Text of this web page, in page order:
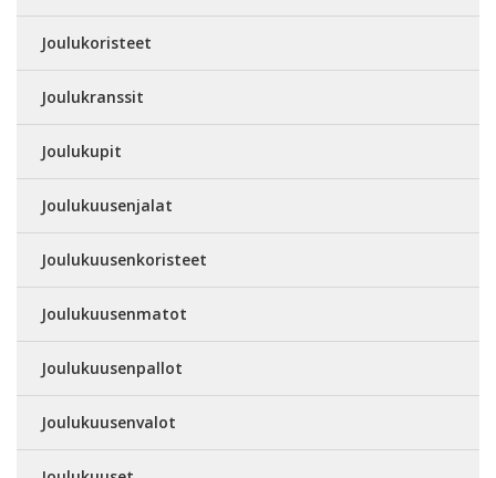
Joulukoristeet
Joulukranssit
Joulukupit
Joulukuusenjalat
Joulukuusenkoristeet
Joulukuusenmatot
Joulukuusenpallot
Joulukuusenvalot